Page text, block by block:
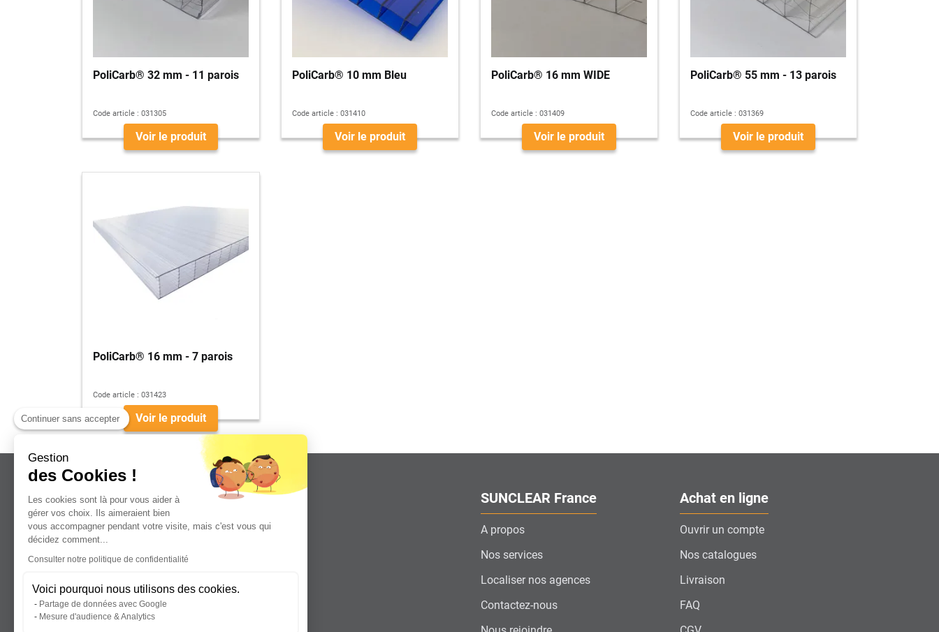
PoliCarb® 32 mm - 11 parois
Code article : 031305
Voir le produit
PoliCarb® 10 mm Bleu
Code article : 031410
Voir le produit
PoliCarb® 16 mm WIDE
Code article : 031409
Voir le produit
PoliCarb® 55 mm - 13 parois
Code article : 031369
Voir le produit
PoliCarb® 16 mm - 7 parois
Code article : 031423
Voir le produit
Leader dans la distribution de plaques
pour professionnels.
SUNCLEAR France
A propos
Nos services
Localiser nos agences
Contactez-nous
Achat en ligne
Ouvrir un compte
Nos catalogues
Livraison
FAQ
Continuer sans accepter
Gestion
des Cookies !
Les cookies sont là pour vous aider à
gérer vos choix. Ils aimeraient bien
vous accompagner pendant votre visite, mais c'est vous qui
décidez comment...
Consulter notre politique de confidentialité
Voici pourquoi nous utilisons des cookies.
Partage de données avec Google
Mesure d'audience & Analytics